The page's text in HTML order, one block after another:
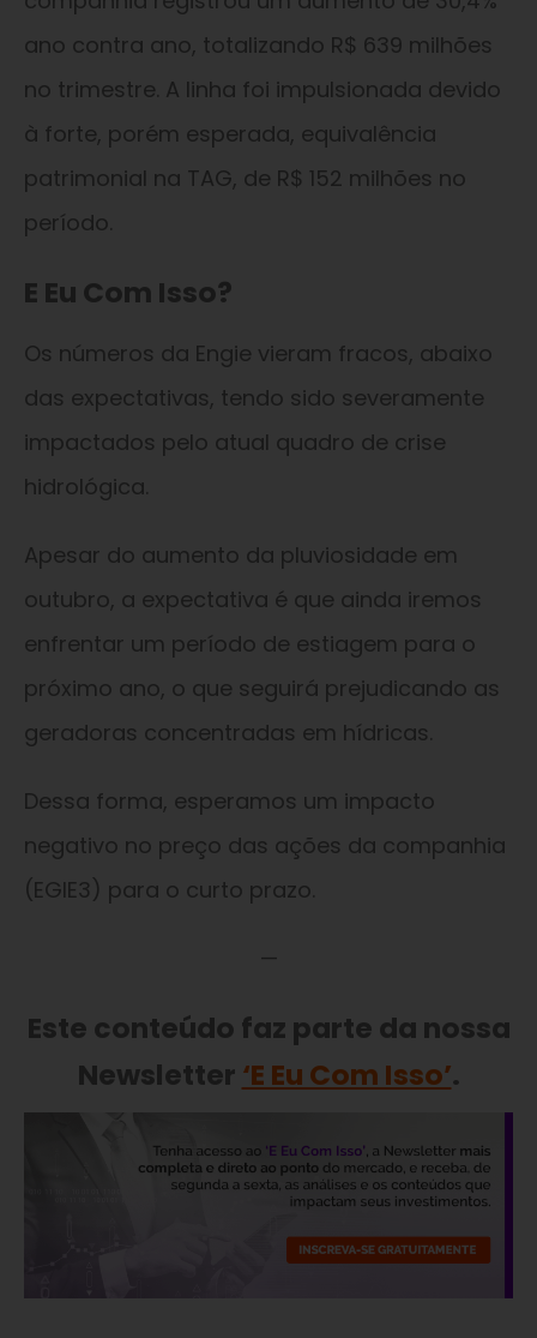
ano contra ano, totalizando R$ 639 milhões
no trimestre. A linha foi impulsionada devido
à forte, porém esperada, equivalência
patrimonial na TAG, de R$ 152 milhões no
período.
E Eu Com Isso?
Os números da Engie vieram fracos, abaixo
das expectativas, tendo sido severamente
impactados pelo atual quadro de crise
hidrológica.
Apesar do aumento da pluviosidade em
outubro, a expectativa é que ainda iremos
enfrentar um período de estiagem para o
próximo ano, o que seguirá prejudicando as
geradoras concentradas em hídricas.
Dessa forma, esperamos um impacto
negativo no preço das ações da companhia
(EGIE3) para o curto prazo.
—
Este conteúdo faz parte da nossa
Newsletter ‘E Eu Com Isso’.